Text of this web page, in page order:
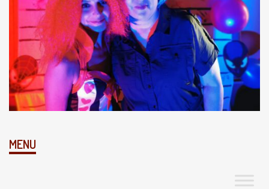
MENU